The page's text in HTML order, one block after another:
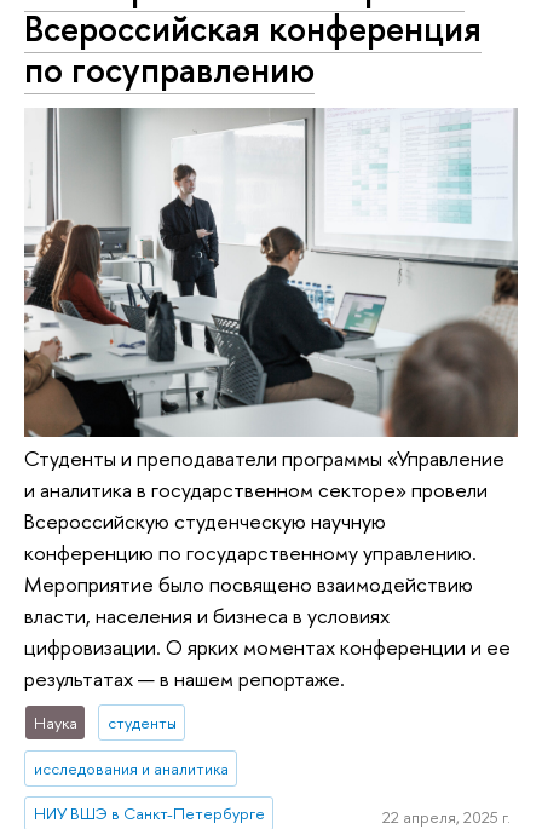
Всероссийская конференция
по госуправлению
Студенты и преподаватели программы «Управление
и аналитика в государственном секторе» провели
Всероссийскую студенческую научную
конференцию по государственному управлению.
Мероприятие было посвящено взаимодействию
власти, населения и бизнеса в условиях
цифровизации. О ярких моментах конференции и ее
результатах — в нашем репортаже.
Наука студенты
исследования и аналитика
НИУ ВШЭ в Санкт-Петербурге 22 апреля, 2025 г.